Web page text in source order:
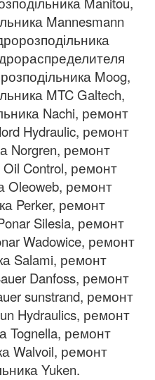
Mannesmann
Moog,
MTC Galtech,
Nachi, ремонт
Hydraulic, ремонт
Norgren, ремонт
Oil Control, ремонт
Oleoweb, ремонт
Perker, ремонт
Silesia, ремонт
Wadowice, ремонт
Salami, ремонт
Danfoss, ремонт
sunstrand, ремонт
Hydraulics, ремонт
Tognella, ремонт
Walvoil, ремонт
Yuken.